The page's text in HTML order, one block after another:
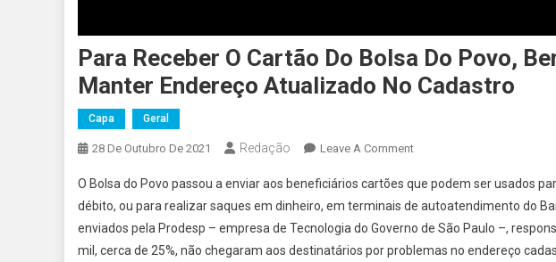
Para Receber O Cartão Do Bolsa Do Povo,
Manter Endereço Atualizado No Cadastro
Capa Geral
28 De Outubro De 2021 Redação Leave A CommentOn
Receber
O
Cartão
Do
O Bolsa do Povo passou a enviar aos beneficiários cartões que podem ser usados
débito, ou para realizar saques em dinheiro, em terminais de autoatendimento do
enviados pela Prodesp – empresa de Tecnologia do Governo de São Paulo –,
mil, cerca de 25%, não chegaram aos destinatários por problemas no endereço